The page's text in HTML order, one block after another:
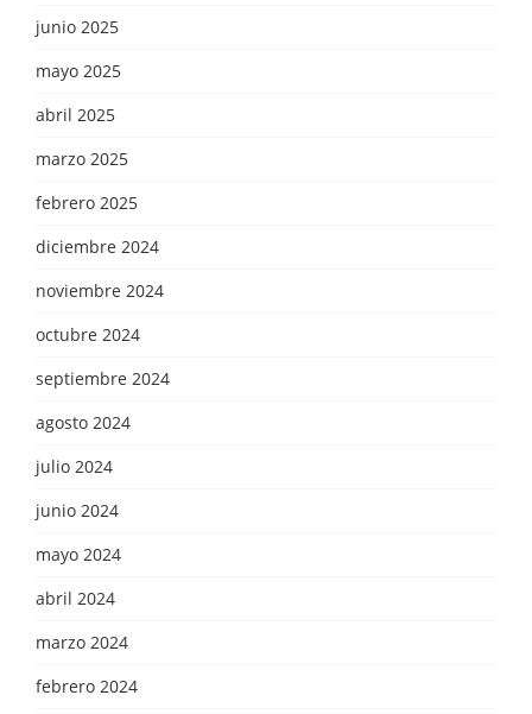
junio 2025
mayo 2025
abril 2025
marzo 2025
febrero 2025
diciembre 2024
noviembre 2024
octubre 2024
septiembre 2024
agosto 2024
julio 2024
junio 2024
mayo 2024
abril 2024
marzo 2024
febrero 2024